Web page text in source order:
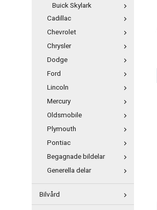
Buick Skylark
Cadillac
Chevrolet
Chrysler
Dodge
Ford
Lincoln
Mercury
Oldsmobile
Plymouth
Pontiac
Begagnade bildelar
Generella delar
Bilvård